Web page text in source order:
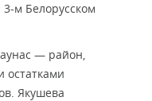
м Белорусском
— район,
Якушева